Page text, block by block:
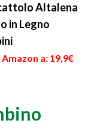
Altalena
in Legno
a: 19,9€